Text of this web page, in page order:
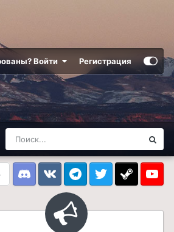
Войти Регистрация
DiscordVK TelegramTwitter Steam